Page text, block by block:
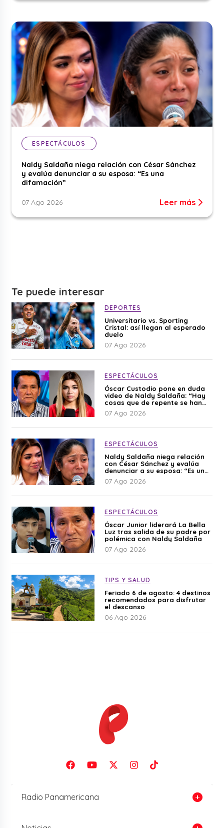
ESPECTÁCULOS
Naldy Saldaña niega relación con César Sánchez
y evalúa denunciar a su esposa: “Es una
difamación”
07 Ago 2026 Leer más
Te puede interesar
DEPORTES
Universitario vs. Sporting
Cristal: así llegan al esperado
duelo
07 Ago 2026
ESPECTÁCULOS
Óscar Custodio pone en duda
video de Naldy Saldaña: “Hay
cosas que de repente se han
editado”
07 Ago 2026
ESPECTÁCULOS
Naldy Saldaña niega relación
con César Sánchez y evalúa
denunciar a su esposa: “Es una
difamación”
07 Ago 2026
ESPECTÁCULOS
Óscar Junior liderará La Bella
Luz tras salida de su padre por
polémica con Naldy Saldaña
07 Ago 2026
TIPS Y SALUD
Feriado 6 de agosto: 4 destinos
recomendados para disfrutar
el descanso
06 Ago 2026
Radio Panamericana